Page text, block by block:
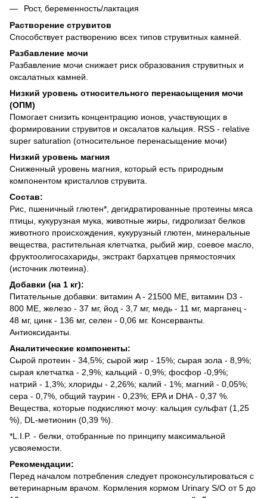
Рост, беременность/лактация
Растворение струвитов
Способствует растворению всех типов струвитных камней.
Разбавление мочи
Разбавление мочи снижает риск образования струвитных и
оксалатных камней.
Низкий уровень относительного перенасыщения мочи
(ОПМ)
Помогает снизить концентрацию ионов, участвующих в
формировании струвитов и оксалатов кальция. RSS - relative
super saturation (относительное перенасыщение мочи)
Низкий уровень магния
Сниженный уровень магния, который есть природным
компонентом кристаллов струвита.
Состав:
Рис, пшеничный глютен*, дегидратированные протеины мяса
птицы, кукурузная мука, животные жиры, гидролизат белков
животного происхождения, кукурузный глютен, минеральные
вещества, растительная клетчатка, рыбий жир, соевое масло,
фруктоолигосахариды, экстракт бархатцев прямостоячих
(источник лютеина).
Добавки (на 1 кг):
Питательные добавки: витамин A - 21500 ME, витамин D3 -
800 ME, железо - 37 мг, йод - 3,7 мг, медь - 11 мг, марганец -
48 мг, цинк - 136 мг, сeлeн - 0,06 мг. Консерванты.
Антиоксиданты.
Аналитические компоненты:
Сырой протеин - 34,5%; сырой жир - 15%; сырая зола - 8,9%;
сырая клетчатка - 2,9%; кальций - 0,9%; фосфор -0,9%;
натрий - 1,3%; хлориды - 2,26%; калий - 1%; магний - 0,05%;
сера - 0,7%, общий таурин - 0,23%; EPA и DHA - 0,37 %.
Вещества, которые подкисляют мочу: кальция сульфат (1,25
%), DL-метионин (0,39 %).
*L.I.P. - белки, отобранные по принципу максимальной
усвояемости.
Рекомендации:
Перед началом потребления следует проконсультироваться с
ветеринарным врачом. Кормления кормом Urinary S/O от 5 до